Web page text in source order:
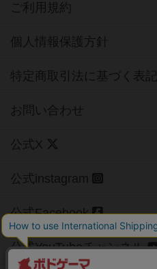
ご利用規約
個人情報保護方針
特定商取引法に基づく表記
お問い合わせ
公式X
公式instagram
公式Facebook
公式YouTubeチャンネル